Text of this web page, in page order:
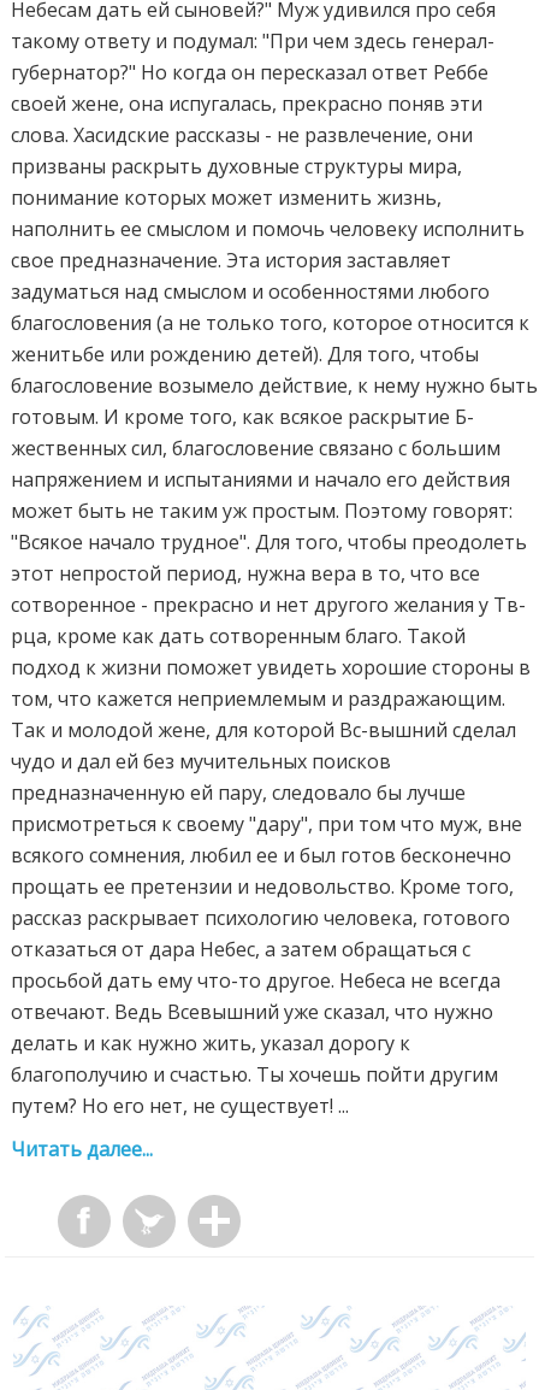
Небесам дать ей сыновей?" Муж удивился про себя
такому ответу и подумал: "При чем здесь генерал-
губернатор?" Но когда он пересказал ответ Реббе
своей жене, она испугалась, прекрасно поняв эти
слова. Хасидские рассказы - не развлечение, они
призваны раскрыть духовные структуры мира,
понимание которых может изменить жизнь,
наполнить ее смыслом и помочь человеку исполнить
свое предназначение. Эта история заставляет
задуматься над смыслом и особенностями любого
благословения (а не только того, которое относится к
женитьбе или рождению детей). Для того, чтобы
благословение возымело действие, к нему нужно быть
готовым. И кроме того, как всякое раскрытие Б-
жественных сил, благословение связано с большим
напряжением и испытаниями и начало его действия
может быть не таким уж простым. Поэтому говорят:
"Всякое начало трудное". Для того, чтобы преодолеть
этот непростой период, нужна вера в то, что все
сотворенное - прекрасно и нет другого желания у Тв-
рца, кроме как дать сотворенным благо. Такой
подход к жизни поможет увидеть хорошие стороны в
том, что кажется неприемлемым и раздражающим.
Так и молодой жене, для которой Вс-вышний сделал
чудо и дал ей без мучительных поисков
предназначенную ей пару, следовало бы лучше
присмотреться к своему "дару", при том что муж, вне
всякого сомнения, любил ее и был готов бесконечно
прощать ее претензии и недовольство. Кроме того,
рассказ раскрывает психологию человека, готового
отказаться от дара Небес, а затем обращаться с
просьбой дать ему что-то другое. Небеса не всегда
отвечают. Ведь Всевышний уже сказал, что нужно
делать и как нужно жить, указал дорогу к
благополучию и счастью. Ты хочешь пойти другим
путем? Но его нет, не существует! ...
Читать далее...